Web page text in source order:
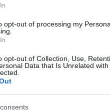
opt-out of processing my
opt-out of Collection, Use,
Data that Is Unrelated
Osuuskunta
Avoin yhtiö